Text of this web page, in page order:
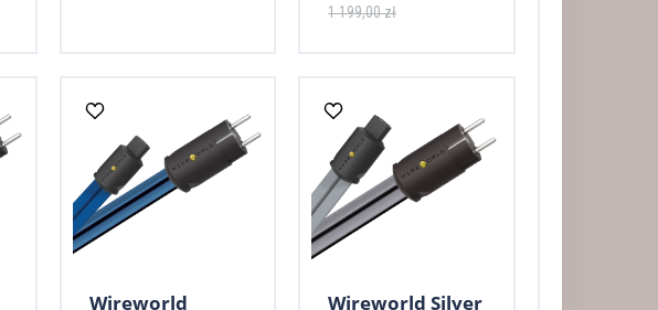
1 199,00 zł
Wireworld
Wireworld Silver